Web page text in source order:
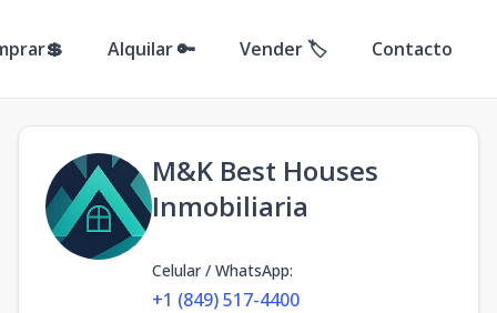
Alquilar 🔑 Vender 🏷️ Contacto
M&K Best Houses
Inmobiliaria
Celular / WhatsApp:
+1 (849) 517-4400